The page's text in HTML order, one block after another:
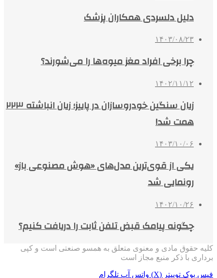
دلیل دلسردی همکاران پزشک
۱۴۰۳/۰۸/۲۳
چرا برخی افراد مغز میوه‌ها را می‌شورند؟
۱۴۰۲/۱۱/۱۲
زیان سنگین خودروسازان در پاییز؛ زیان انباشته ۲۲۳
همت شد!
۱۴۰۳/۱۰/۰۶
یکی از قوی‌ترین مدل‌های «هوش مصنوعی باز»
رونمایی شد
۱۴۰۲/۱۰/۲۶
چگونه پیامک قبض تلفن ثابت را دریافت کنیم؟
کلیه حقوق مادی و معنوی متعلق به همسو صنعتی است و کپی
برداری با ذکر منبع مجاز است
فیس بوک توییتر (X) واتس آپ تلگرام